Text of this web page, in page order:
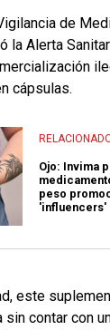
de
la Alerta
cápsulas.
Ojo: Invima
peso
'influencers'
este
sin contar con